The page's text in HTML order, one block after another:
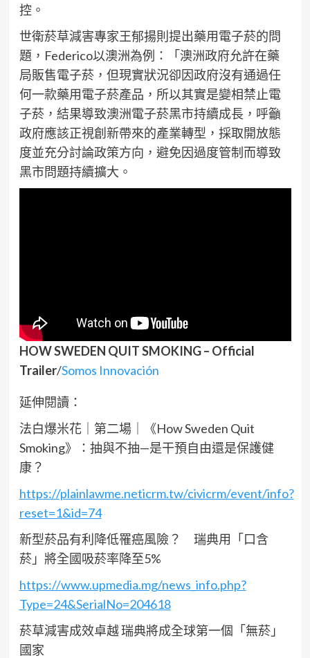
控。
世衛菸草減害專家王郁揚則提出藥用電子菸的問
題，Federico以澳洲為例：「澳洲政府允許在藥
局販售電子菸，但現實狀況卻因政府沒有通過任
何一款藥用電子菸產品，所以其實是變相禁止電
子菸，結果導致澳洲電子菸黑市持續成長，呼籲
政府應該正視創新帶來的產業轉型，採取開放態
度並充分討論政策方向，避免因過度管制而導致
黑市問題持續擴大。
HOW SWEDEN QUIT SMOKING – Official
Trailer/Somos Innovación
延伸閱讀：
法白爆米花｜第二場｜《How Sweden Quit
Smoking》：抽與不抽—是干預自由還是保護健
康？
https://plainlawme.neticrm.tw/civicrm/event/info?
reset=1&id=74
新型菸品有利降低罹癌風險？ 瑞典用「口含
菸」將全國吸菸率降至5%
https://www.upmedia.mg/news_info.php?
Type=24&SerialNo=204618
菸草減害成效卓越 瑞典將成全球第一個「無菸」
國家